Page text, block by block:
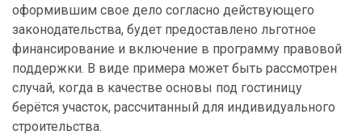
оформившим свое дело согласно действующего
законодательства, будет предоставлено льготное
финансирование и включение в программу правовой
поддержки. В виде примера может быть рассмотрен
случай, когда в качестве основы под гостиницу
берётся участок, рассчитанный для индивидуального
строительства.